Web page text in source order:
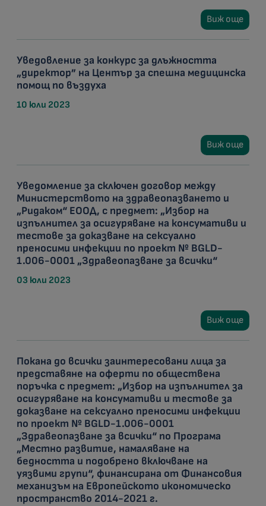
Виж още
Уведовление за конкурс за длъжността
„директор” на Център за спешна медицинска
помощ по въздуха
10 юли 2023
Виж още
Уведомление за сключен договор между
Министерството на здравеопазването и
„Ридаком“ ЕООД, с предмет: „Избор на
изпълнител за осигуряване на консумативи и
тестове за доказване на сексуално
преносими инфекции по проект № BGLD-
1.006-0001 „Здравеопазване за всички“
03 юли 2023
Виж още
Покана до всички заинтересовани лица за
представяне на оферти по обществена
поръчка с предмет: „Избор на изпълнител за
осигуряване на консумативи и тестове за
доказване на сексуално преносими инфекции
по проект № BGLD-1.006-0001
„Здравеопазване за всички“ по Програма
„Местно развитие, намаляване на
бедността и подобрено включване на
уязвими групи“, финансирана от Финансовия
механизъм на Европейското икономическо
пространство 2014-2021 г.